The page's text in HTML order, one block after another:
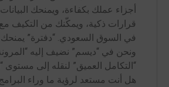
أجزاء عملك بكفاءة، ويمنحك
قرارات ذكية، ويمكّنك من التكيف
في السوق السعودي. “دفترة” يمنحك
ونحن في “ديسم” نضيف إليه
“التكامل العميق” لنقله إلى مستوى
هل أنت مستعد لرؤية ما وراء